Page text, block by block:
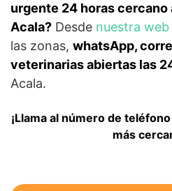
urgente 24 horas cercano
Acala? Desde nuestra web
las zonas, whatsApp,
veterinarias abiertas las
Acala.
¡Llama al número de
más